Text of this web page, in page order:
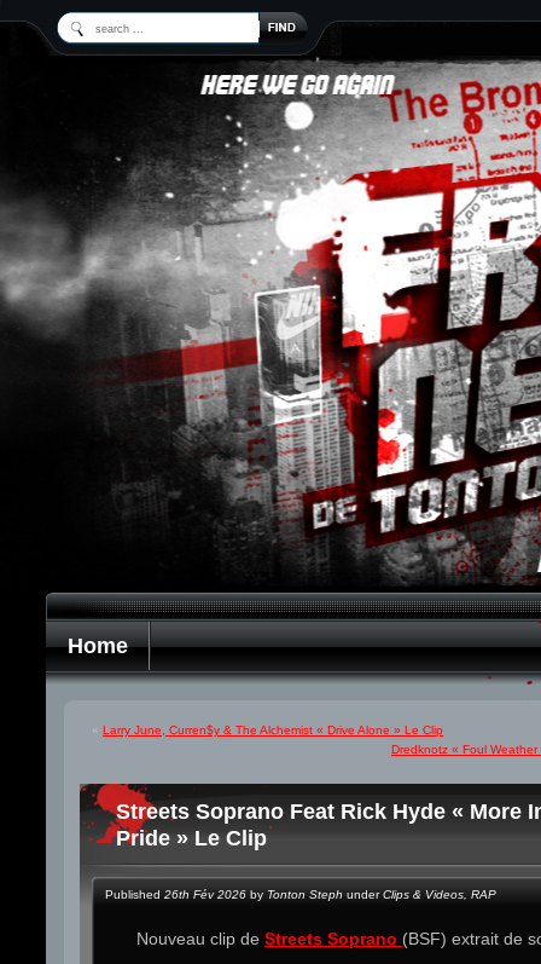
Home
« Larry June, Curren$y & The Alchemist « Drive Alone » Le Clip
Dredknotz « Foul
Streets Soprano Feat Rick Hyde « More
Pride » Le Clip
Published 26th Fév 2026 by Tonton Steph underClips & Videos RAP
Nouveau clip de Streets Soprano (BSF) extrait de